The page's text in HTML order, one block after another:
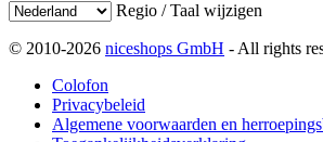
Regio / Taal wijzigen
© 2010-2026 niceshops GmbH - All rights
Colofon
Privacybeleid
Algemene voorwaarden en